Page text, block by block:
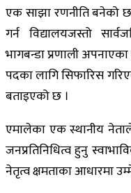
एक साझा रणनीति बनेको
गर्न विद्यालयजस्तो
भागबन्डा प्रणाली
पदका लागि सिफारिस
बताइएको छ ।
एमालेका एक स्थानीय
जनप्रतिनिधित्व हुनु
नेतृत्व क्षमताका आधारमा